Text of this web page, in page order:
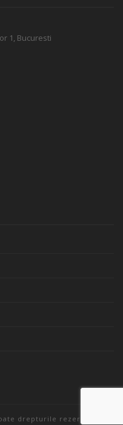
1, Bucuresti
drepturile rezervate.